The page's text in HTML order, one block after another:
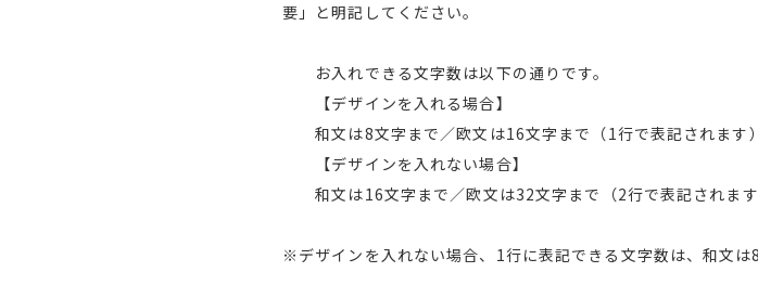
要」と明記してください。
お入れできる文字数は以下の通りです。
【デザインを入れる場合】
和文は8文字まで／欧文は16文字まで（1行で表記されます）
【デザインを入れない場合】
和文は16文字まで／欧文は32文字まで（2行で表記されます
※デザインを入れない場合、1行に表記できる文字数は、和文は